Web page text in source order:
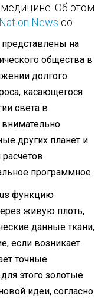
Об этом
Nation News со
на
общества в
долгого
касающегося
света в
других планет и
программное
функцию
живую плоть,
данные ткани,
если возникает
точные
этого золотые
идеи, согласно